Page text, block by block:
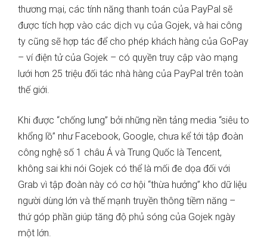
thương mại, các tính năng thanh toán của PayPal sẽ
được tích hợp vào các dịch vụ của Gojek, và hai công
ty cũng sẽ hợp tác để cho phép khách hàng của GoPay
– ví điện tử của Gojek – có quyền truy cập vào mạng
lưới hơn 25 triệu đối tác nhà hàng của PayPal trên toàn
thế giới.
Khi được “chống lưng” bởi những nền tảng media “siêu to
khổng lồ” như Facebook, Google, chưa kể tới tập đoàn
công nghệ số 1 châu Á và Trung Quốc là Tencent,
không sai khi nói Gojek có thể là mối đe dọa đối với
Grab vì tập đoàn này có cơ hội “thừa hưởng” kho dữ liệu
người dùng lớn và thế mạnh truyền thông tiềm năng –
thứ góp phần giúp tăng độ phủ sóng của Gojek ngày
một lớn.